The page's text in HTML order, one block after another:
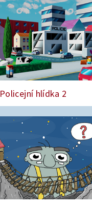
Policejní hlídka 2